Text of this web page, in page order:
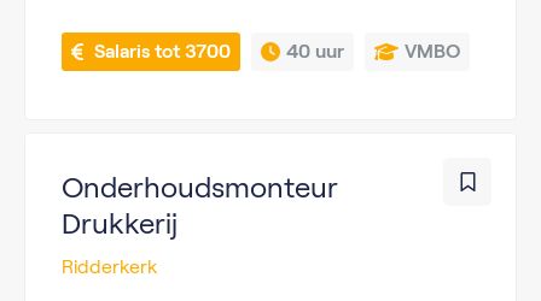
Salaris tot 3700 40 uur VMBO
Onderhoudsmonteur
Drukkerij
Ridderkerk